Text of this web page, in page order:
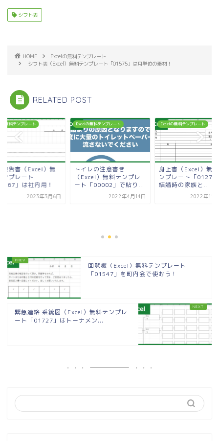
シフト表
HOME
Excelの無料テンプレート
シフト表（Excel）無料テンプレート「01575」は月単位の素材！
RELATED POST
無料テンプレート
報告書（Excel）無
ンプレート
」は社内用！
2023年3月6日
Excelの無料テンプレート
トイレの注意書き
（Excel）無料テンプレ
ート「00002」で貼り...
2022年4月14日
Excelの無料テンプレート
身上書（Excel）無
ンプレート「01270
結婚時の家族と...
2022年12
回覧板（Excel）無料テンプレート
「01547」を町内会で使おう！
緊急連絡 系統図（Excel）無料テンプレ
ート「01727」はトーナメン...